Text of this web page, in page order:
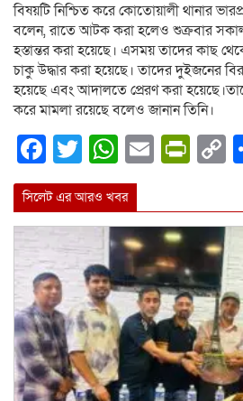
বিষয়টি নিশ্চিত করে কোতোয়ালী থানার
বলেন, রাতে আটক করা হলেও শুক্রবার
হস্তান্তর করা হয়েছে। এসময় তাদের কাছ
চাকু উদ্ধার করা হয়েছে। তাদের দুইজনের
হয়েছে এবং আদালতে প্রেরণ করা
করে মামলা রয়েছে বলেও জানান তিনি।
Facebook
TwitterEmail
সিলেট এর আরও খবর